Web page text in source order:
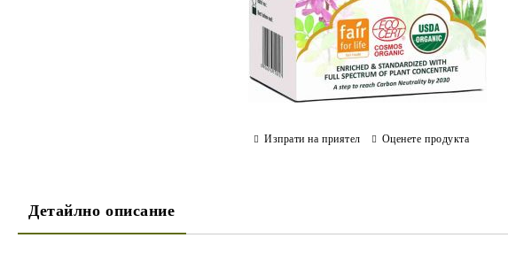
Изпрати на приятел Оценете продукта
Детайлно описание